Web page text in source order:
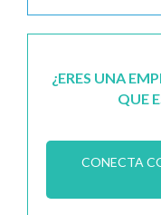
¿ERES UNA
QUE
CONECTA